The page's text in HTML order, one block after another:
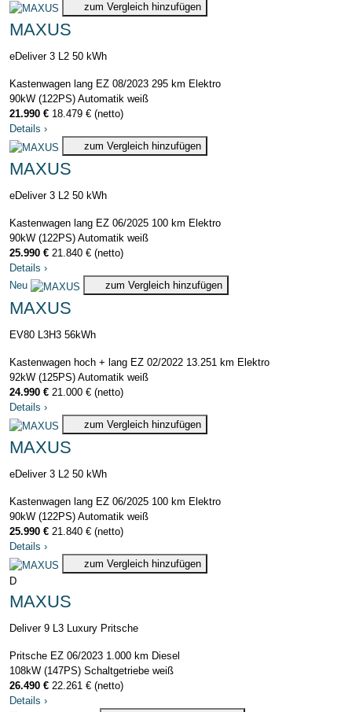
zum Vergleich hinzufügen
MAXUS
eDeliver 3 L2 50 kWh
Kastenwagen lang EZ 08/2023 295 km Elektro
90kW (122PS) Automatik weiß
21.990 € 18.479 € (netto)
Details ›
zum Vergleich hinzufügen
MAXUS
eDeliver 3 L2 50 kWh
Kastenwagen lang EZ 06/2025 100 km Elektro
90kW (122PS) Automatik weiß
25.990 € 21.840 € (netto)
Details ›
Neu
zum Vergleich hinzufügen
MAXUS
EV80 L3H3 56kWh
Kastenwagen hoch + lang EZ 02/2022 13.251 km Elektro
92kW (125PS) Automatik weiß
24.990 € 21.000 € (netto)
Details ›
zum Vergleich hinzufügen
MAXUS
eDeliver 3 L2 50 kWh
Kastenwagen lang EZ 06/2025 100 km Elektro
90kW (122PS) Automatik weiß
25.990 € 21.840 € (netto)
Details ›
zum Vergleich hinzufügen
D
MAXUS
Deliver 9 L3 Luxury Pritsche
Pritsche EZ 06/2023 1.000 km Diesel
108kW (147PS) Schaltgetriebe weiß
26.490 € 22.261 € (netto)
Details ›